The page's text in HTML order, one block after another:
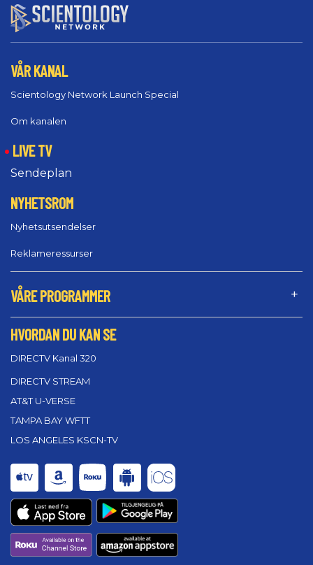
VÅR KANAL
Scientology Network Launch Special
Om kanalen
LIVE TV
Sendeplan
NYHETSROM
Nyhetsutsendelser
Reklameressurser
VÅRE PROGRAMMER
HVORDAN DU KAN SE
DIRECTV Kanal 320
DIRECTV STREAM
AT&T U-VERSE
TAMPA BAY WFTT
LOS ANGELES KSCN-TV